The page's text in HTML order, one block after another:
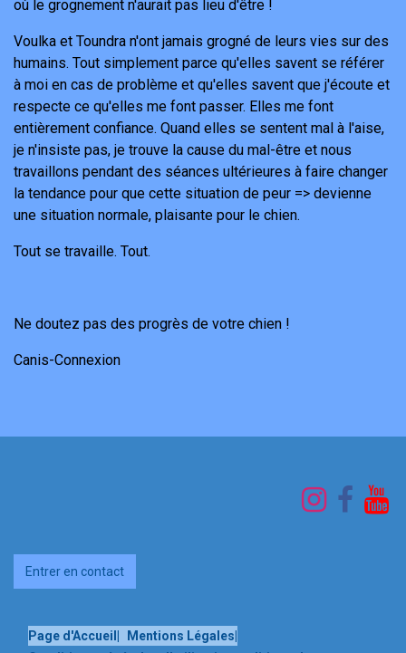
où le grognement n'aurait pas lieu d'être !
Voulka et Toundra n'ont jamais grogné de leurs vies sur des
humains. Tout simplement parce qu'elles savent se référer
à moi en cas de problème et qu'elles savent que j'écoute et
respecte ce qu'elles me font passer. Elles me font
entièrement confiance. Quand elles se sentent mal à l'aise,
je n'insiste pas, je trouve la cause du mal-être et nous
travaillons pendant des séances ultérieures à faire changer
la tendance pour que cette situation de peur => devienne
une situation normale, plaisante pour le chien.
Tout se travaille. Tout.
Ne doutez pas des progrès de votre chien !
Canis-Connexion
Entrer en contact
Page d'Accueil Mentions Légales